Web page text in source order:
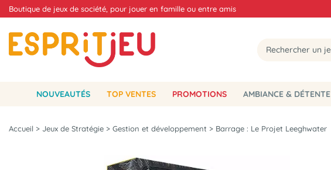
Boutique de jeux de société, pour jouer en famille ou entre amis
NOUVEAUTÉS TOP VENTES PROMOTIONS AMBIANCE & DÉTENTE
Accueil > Jeux de Stratégie > Gestion et développement > Barrage : Le Projet Leeghwater